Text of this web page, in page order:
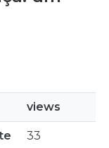
views
33